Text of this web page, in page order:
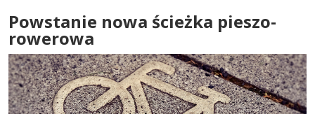
Powstanie nowa ścieżka pieszo-
rowerowa